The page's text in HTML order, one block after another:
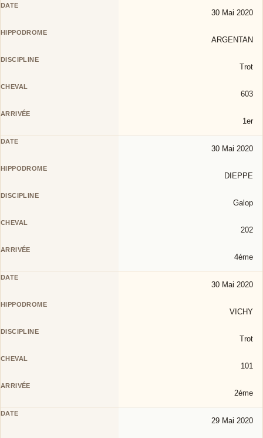
30 Mai 2020
ARGENTAN
Trot
603
1er
30 Mai 2020
DIEPPE
Galop
202
4éme
30 Mai 2020
VICHY
Trot
101
2éme
29 Mai 2020